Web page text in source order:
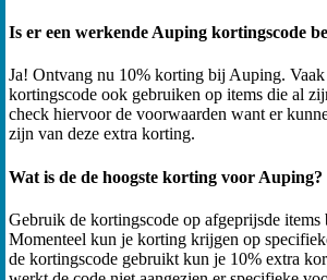
Is er een werkende Auping kortingscode
Ja! Ontvang nu 10% korting bij Auping.
kortingscode ook gebruiken op items die al
check hiervoor de voorwaarden want er
zijn van deze extra korting.
Wat is de de hoogste korting voor Auping?
Gebruik de kortingscode op afgeprijsde
Momenteel kun je korting krijgen op
de kortingscode gebruikt kun je 10% extra